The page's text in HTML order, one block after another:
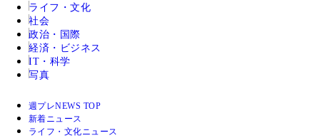
ライフ・文化
社会
政治・国際
経済・ビジネス
IT・科学
写真
週プレNEWS TOP
新着ニュース
ライフ・文化ニュース